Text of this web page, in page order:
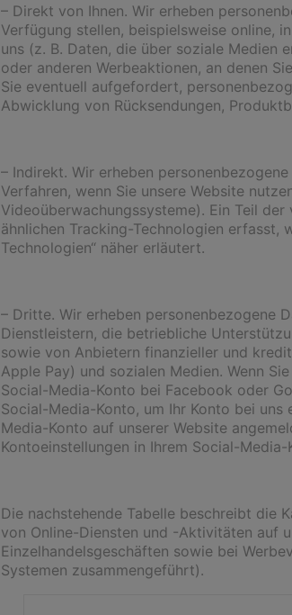
– Direkt von Ihnen. Wir erheben
Verfügung stellen, beispielsweise online,
uns (z. B. Daten, die über soziale Medien
oder anderen Werbeaktionen, an denen
Sie eventuell aufgefordert,
Abwicklung von Rücksendungen,
– Indirekt. Wir erheben
Verfahren, wenn Sie unsere Website
Videoüberwachungssysteme). Ein Teil
ähnlichen Tracking-Technologien erfasst,
Technologien“ näher erläutert.
– Dritte. Wir erheben personenbezogene
Dienstleistern, die betriebliche
sowie von Anbietern finanzieller und
Apple Pay) und sozialen Medien. Wenn
Social-Media-Konto bei Facebook oder
Social-Media-Konto, um Ihr Konto bei
Media-Konto auf unserer Website
Kontoeinstellungen in Ihrem Social-Media-
Die nachstehende Tabelle beschreibt die
von Online-Diensten und -Aktivitäten auf
Einzelhandelsgeschäften sowie bei
Systemen zusammengeführt).